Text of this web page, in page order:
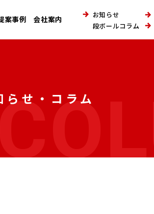
案事例 会社案内
お知らせ
段ボールコラム
らせ・コラム